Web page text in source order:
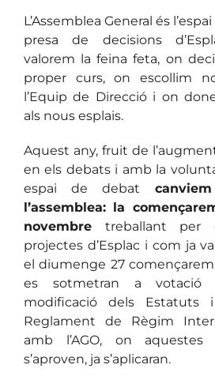
L’Assemblea General és
presa de decisions
valorem la feina feta, on
proper curs, on escollim
l’Equip de Direcció i on
als nous esplais.
Aquest any, fruit de
en els debats i amb la
espai de debat
l’assemblea: la
novembre treballant per
projectes d’Esplac i com ja
el diumenge 27
es sotmetran a votació
modificació dels
Reglament de Règim
amb l’AGO, on aquestes
s’aproven, ja s’aplicaran.